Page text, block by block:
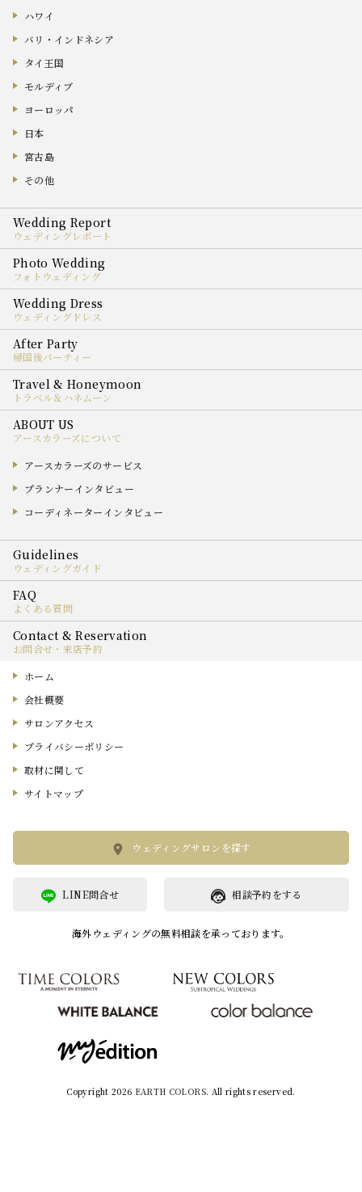
ハワイ
バリ・インドネシア
タイ王国
モルディブ
ヨーロッパ
日本
宮古島
その他
ウェディングレポート
フォトウェディング
ウェディングドレス
帰国後パーティー
トラベル＆ハネムーン
アースカラーズについて
アースカラーズのサービス
プランナーインタビュー
コーディネーターインタビュー
ウェディングガイド
よくある質問
お問合せ・来店予約
ホーム
会社概要
サロンアクセス
プライバシーポリシー
取材に関して
サイトマップ
ウェディングサロンを探す
相談予約をする
LINE問合せ
海外ウェディングの無料相談を承っております。
Copyright 2026 EARTH COLORS. All rights reserved.